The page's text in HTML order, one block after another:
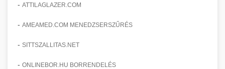
- ATTILAGLAZER.COM
- AMEAMED.COM MENEDZSERSZŰRÉS
- SITTSZALLITAS.NET
- ONLINEBOR.HU BORRENDELÉS